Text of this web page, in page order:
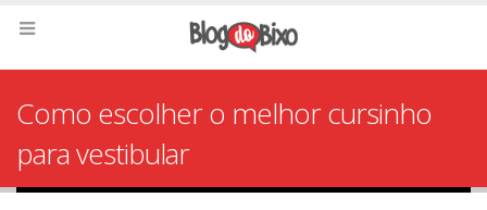
Como escolher o melhor cursinho
para vestibular